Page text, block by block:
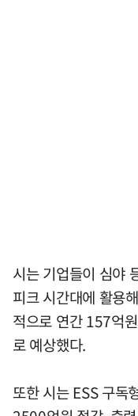
시는 기업들이 심야
피크 시간대에 활용
적으로 연간 157억
로 예상했다.
또한 시는 ESS 구독